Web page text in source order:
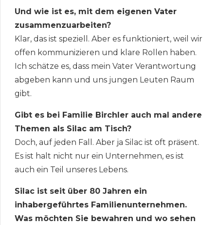
Und wie ist es, mit dem eigenen Vater
zusammenzuarbeiten?
Klar, das ist speziell. Aber es funktioniert, weil wir
offen kommunizieren und klare Rollen haben.
Ich schätze es, dass mein Vater Verantwortung
abgeben kann und uns jungen Leuten Raum
gibt.
Gibt es bei Familie Birchler auch mal andere
Themen als Silac am Tisch?
Doch, auf jeden Fall. Aber ja Silac ist oft präsent.
Es ist halt nicht nur ein Unternehmen, es ist
auch ein Teil unseres Lebens.
Silac ist seit über 80 Jahren ein
inhabergeführtes Familienunternehmen.
Was möchten Sie bewahren und wo sehen